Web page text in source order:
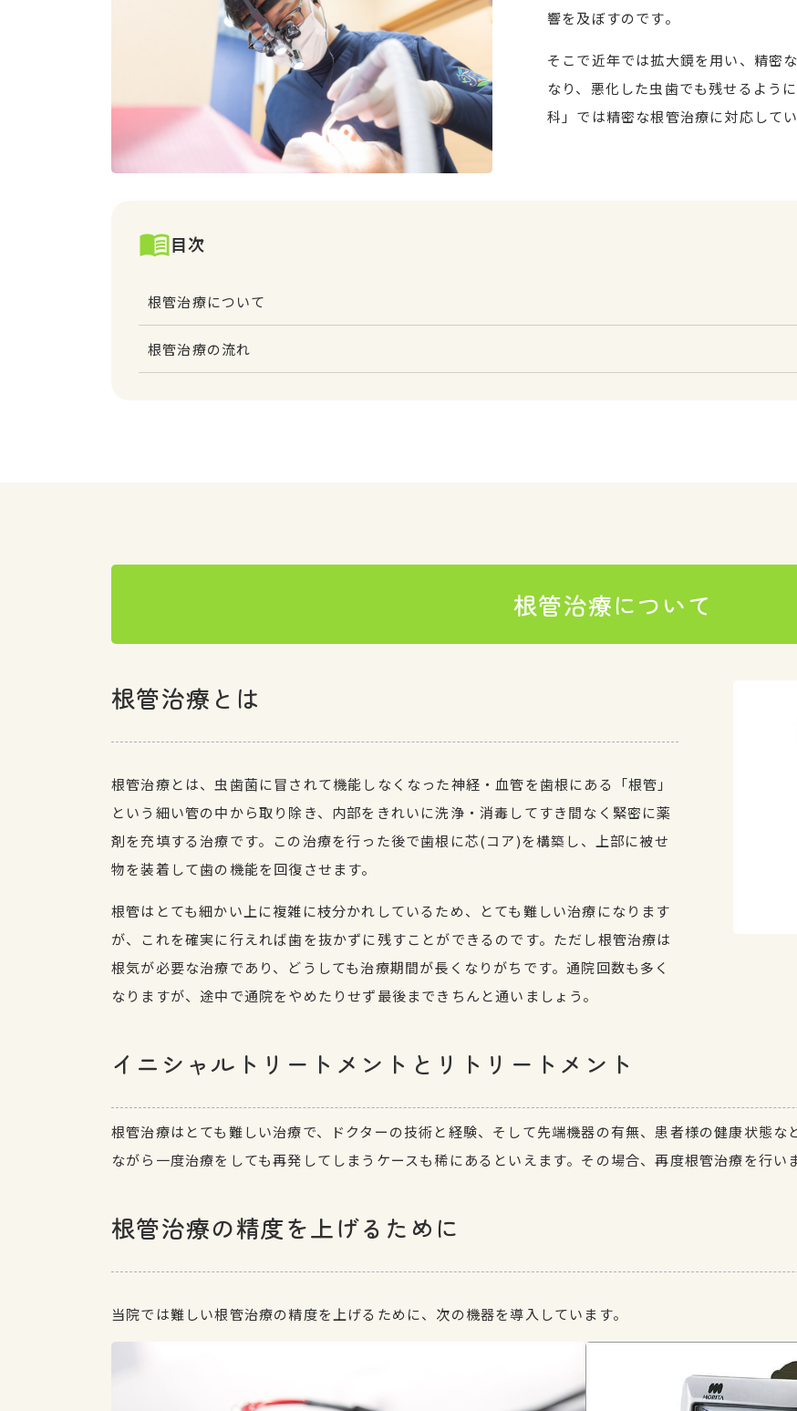
響を及ぼすのです。
そこで近年では拡大鏡を用い、精密
なり、悪化した虫歯でも残せるよ
科」では精密な根管治療に対応して
目次
根管治療について
根管治療の流れ
根管治療について
根管治療とは
根管治療とは、虫歯菌に冒されて機能しなくなった神経・血管を歯根にある「根管」
という細い管の中から取り除き、内部をきれいに洗浄・消毒してすき間なく緊密に薬
剤を充填する治療です。この治療を行った後で歯根に芯(コア)を構築し、上部に被せ
物を装着して歯の機能を回復させます。
根管はとても細かい上に複雑に枝分かれしているため、とても難しい治療になります
が、これを確実に行えれば歯を抜かずに残すことができるのです。ただし根管治療は
根気が必要な治療であり、どうしても治療期間が長くなりがちです。通院回数も多く
なりますが、途中で通院をやめたりせず最後まできちんと通いましょう。
イニシャルトリートメントとリトリートメント
根管治療はとても難しい治療で、ドクターの技術と経験、そして先端機器の有無、患者様の健康状態
ながら一度治療をしても再発してしまうケースも稀にあるといえます。その場合、再度根管治療を行い
根管治療の精度を上げるために
当院では難しい根管治療の精度を上げるために、次の機器を導入しています。